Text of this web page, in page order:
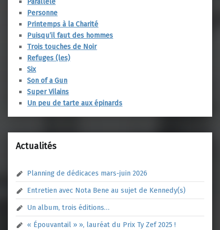
Personne
Printemps à la Charité
Puisqu’il faut des hommes
Trois touches de Noir
Refuges (les)
Six
Son of a Gun
Super Vilains
Un peu de tarte aux épinards
Actualités
Planning de dédicaces mars-juin 2026
Entretien avec Nota Bene au sujet de Kennedy(s)
Un album, trois éditions…
« Épouvantail » », lauréat du Prix Ty Zef 2025 !